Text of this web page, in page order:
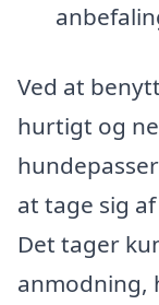
Ved at
hurtigt og
at tage sig
Det tager
anmodning,